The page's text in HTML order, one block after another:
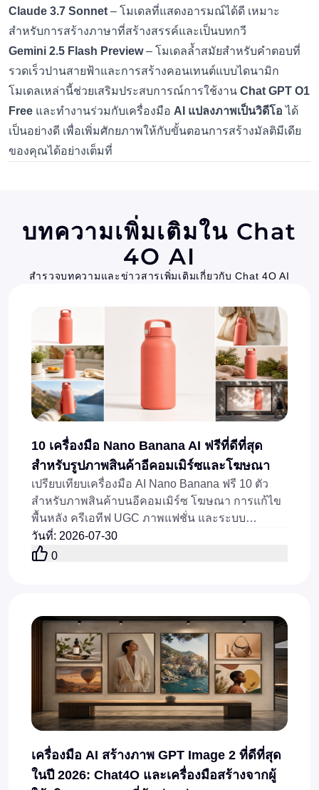
Claude 3.7 Sonnet – โมเดลที่แสดงอารมณ์ได้ดี เหมาะ
สำหรับการสร้างภาษาที่สร้างสรรค์และเป็นบทกวี
Gemini 2.5 Flash Preview– โมเดลล้ำสมัยสำหรับคำตอบที่
รวดเร็วปานสายฟ้าและการสร้างคอนเทนต์แบบไดนามิก
โมเดลเหล่านี้ช่วยเสริมประสบการณ์การใช้งาน Chat GPT O1
Free และทำงานร่วมกับเครื่องมือ AI แปลงภาพเป็นวิดีโอ ได้
เป็นอย่างดี เพื่อเพิ่มศักยภาพให้กับขั้นตอนการสร้างมัลติมีเดีย
ของคุณได้อย่างเต็มที่
บทความเพิ่มเติมใน Chat
4O AI
สำรวจบทความและข่าวสารเพิ่มเติมเกี่ยวกับ Chat 4O AI
10 เครื่องมือ Nano Banana AI ฟรีที่ดีที่สุด
สำหรับรูปภาพสินค้าอีคอมเมิร์ซและโฆษณา
เปรียบเทียบเครื่องมือ AI Nano Banana ฟรี 10 ตัว
สำหรับภาพสินค้าบนอีคอมเมิร์ซ โฆษณา การแก้ไข
พื้นหลัง ครีเอทีฟ UGC ภาพแฟชั่น และระบบ
อัตโนมัติสำหรับภาพสินค้า แบบรวดเร็ว
วันที่: 2026-07-30
0
เครื่องมือ AI สร้างภาพ GPT Image 2 ที่ดีที่สุด
ในปี 2026: Chat4O และเครื่องมือสร้างจากผู้